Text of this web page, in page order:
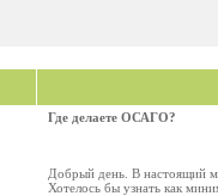
Где делаете ОСАГО?
Добрый день. В настоящий
Хотелось бы узнать как